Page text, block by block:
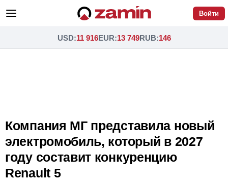
Войти
USD:11 916EUR:13 749RUB:146
Компания МГ представила новый
электромобиль, который в 2027
году составит конкуренцию
Renault 5